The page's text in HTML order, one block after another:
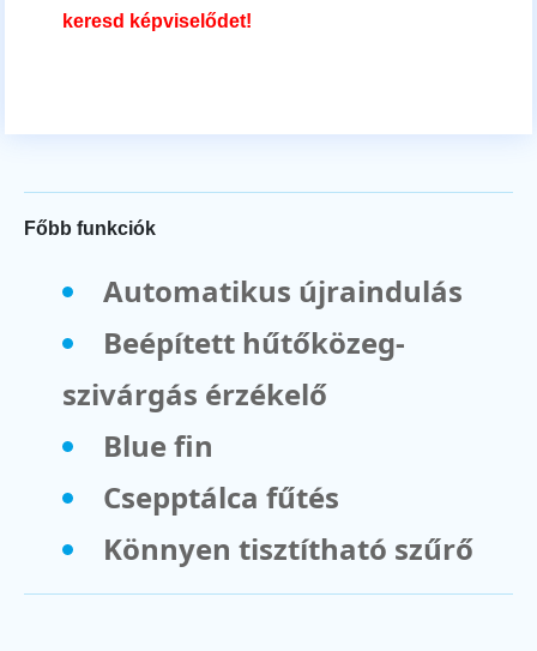
keresd képviselődet!
Főbb funkciók
Automatikus újraindulás
Beépített hűtőközeg-
szivárgás érzékelő
Blue fin
Csepptálca fűtés
Könnyen tisztítható szűrő